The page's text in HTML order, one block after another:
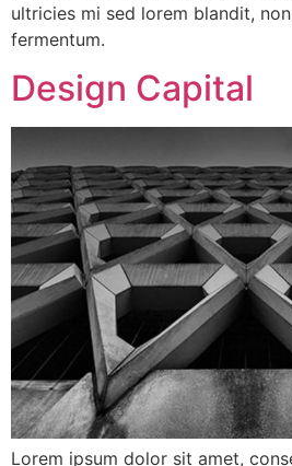
ultricies mi sed lorem blandit,
fermentum.
Design Capital
Lorem ipsum dolor sit amet,